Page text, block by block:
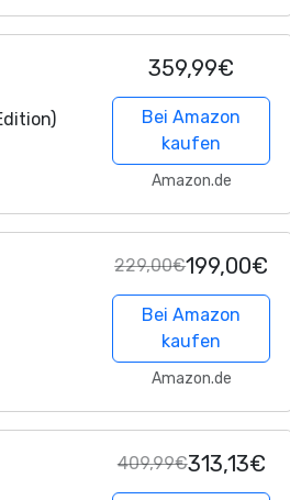
359,99€
Bei Amazon
kaufen
Amazon.de
229,00€199,00€
Bei Amazon
kaufen
Amazon.de
409,99€313,13€